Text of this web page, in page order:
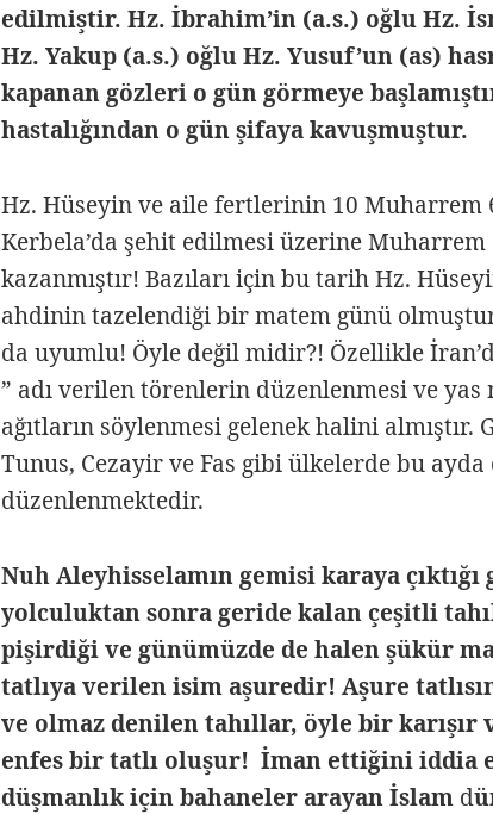
edilmiştir. Hz. İbrahim’in (a.s.) oğlu Hz.
Hz. Yakup (a.s.) oğlu Hz. Yusuf’un (as)
kapanan gözleri o gün görmeye
hastalığından o gün şifaya kavuşmuştur.
Hz. Hüseyin ve aile fertlerinin 10 Muharrem
Kerbela’da şehit edilmesi üzerine
kazanmıştır! Bazıları için bu tarih Hz.
ahdinin tazelendiği bir matem günü
da uyumlu! Öyle değil midir?! Özellikle
” adı verilen törenlerin düzenlenmesi ve
ağıtların söylenmesi gelenek halini almıştır.
Tunus, Cezayir ve Fas gibi ülkelerde bu
düzenlenmektedir.
Nuh Aleyhisselamın gemisi karaya
yolculuktan sonra geride kalan çeşitli
pişirdiği ve günümüzde de halen şükür
tatlıya verilen isim aşuredir! Aşure
ve olmaz denilen tahıllar, öyle bir karışır
enfes bir tatlı oluşur! İman ettiğini iddia
düşmanlık için bahaneler arayan İslam d